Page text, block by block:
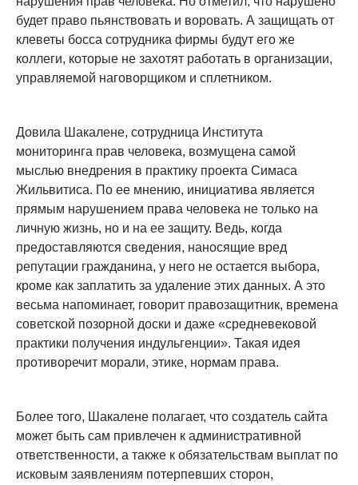
будет право пьянствовать и воровать. А защищать от
клеветы босса сотрудника фирмы будут его же
коллеги, которые не захотят работать в организации,
управляемой наговорщиком и сплетником.
Довила Шакалене, сотрудница Института
мониторинга прав человека, возмущена самой
мыслью внедрения в практику проекта Симаса
Жильвитиса. По ее мнению, инициатива является
прямым нарушением права человека не только на
личную жизнь, но и на ее защиту. Ведь, когда
предоставляются сведения, наносящие вред
репутации гражданина, у него не остается выбора,
кроме как заплатить за удаление этих данных. А это
весьма напоминает, говорит правозащитник, времена
советской позорной доски и даже «средневековой
практики получения индульгенции». Такая идея
противоречит морали, этике, нормам права.
Более того, Шакалене полагает, что создатель сайта
может быть сам привлечен к административной
ответственности, а также к обязательствам выплат по
исковым заявлениям потерпевших сторон,